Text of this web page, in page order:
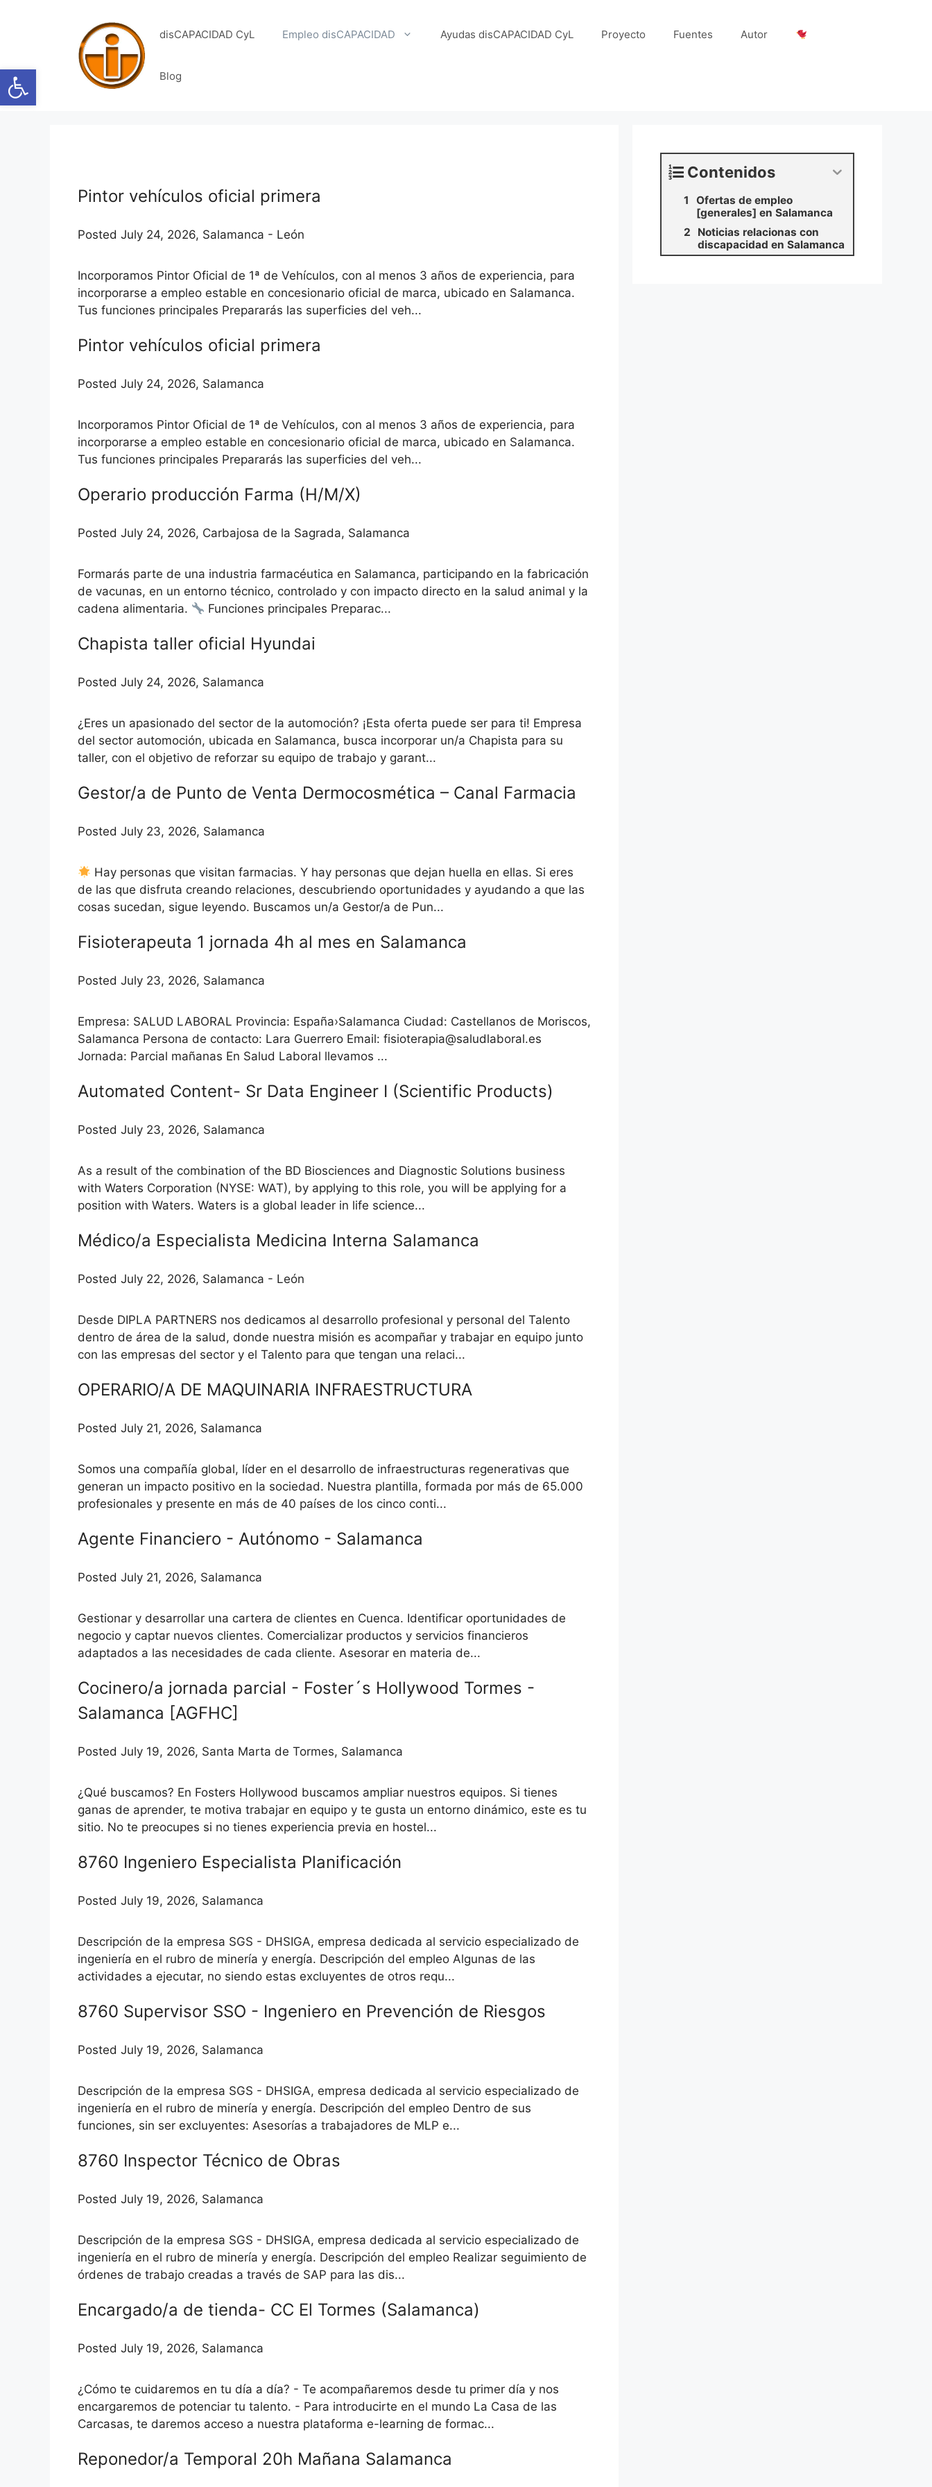
Abrir barra de herramientas
disCAPACIDAD CyL Empleo disCAPACIDAD Ayudas disCAPACIDAD CyL Proyecto Fuentes Autor
Blog
Pintor vehículos oficial primera
Posted July 24, 2026, Salamanca - León
Incorporamos Pintor Oficial de 1ª de Vehículos, con al menos 3 años de experiencia, para
incorporarse a empleo estable en concesionario oficial de marca, ubicado en Salamanca.
Tus funciones principales Prepararás las superficies del veh...
Pintor vehículos oficial primera
Posted July 24, 2026, Salamanca
Incorporamos Pintor Oficial de 1ª de Vehículos, con al menos 3 años de experiencia, para
incorporarse a empleo estable en concesionario oficial de marca, ubicado en Salamanca.
Tus funciones principales Prepararás las superficies del veh...
Operario producción Farma (H/M/X)
Posted July 24, 2026, Carbajosa de la Sagrada, Salamanca
Formarás parte de una industria farmacéutica en Salamanca, participando en la fabricación
de vacunas, en un entorno técnico, controlado y con impacto directo en la salud animal y la
cadena alimentaria.
Funciones principales Preparac...
Chapista taller oficial Hyundai
Posted July 24, 2026, Salamanca
¿Eres un apasionado del sector de la automoción? ¡Esta oferta puede ser para ti! Empresa
del sector automoción, ubicada en Salamanca, busca incorporar un/a Chapista para su
taller, con el objetivo de reforzar su equipo de trabajo y garant...
Gestor/a de Punto de Venta Dermocosmética – Canal Farmacia
Posted July 23, 2026, Salamanca
Hay personas que visitan farmacias. Y hay personas que dejan huella en ellas. Si eres
de las que disfruta creando relaciones, descubriendo oportunidades y ayudando a que las
cosas sucedan, sigue leyendo. Buscamos un/a Gestor/a de Pun...
Fisioterapeuta 1 jornada 4h al mes en Salamanca
Posted July 23, 2026, Salamanca
Empresa: SALUD LABORAL Provincia: España›Salamanca Ciudad: Castellanos de Moriscos,
Salamanca Persona de contacto: Lara Guerrero Email: fisioterapia@saludlaboral.es
Jornada: Parcial mañanas En Salud Laboral llevamos ...
Automated Content- Sr Data Engineer I (Scientific Products)
Posted July 23, 2026, Salamanca
As a result of the combination of the BD Biosciences and Diagnostic Solutions business
with Waters Corporation (NYSE: WAT), by applying to this role, you will be applying for a
position with Waters. Waters is a global leader in life science...
Médico/a Especialista Medicina Interna Salamanca
Posted July 22, 2026, Salamanca - León
Desde DIPLA PARTNERS nos dedicamos al desarrollo profesional y personal del Talento
dentro de área de la salud, donde nuestra misión es acompañar y trabajar en equipo junto
con las empresas del sector y el Talento para que tengan una relaci...
OPERARIO/A DE MAQUINARIA INFRAESTRUCTURA
Posted July 21, 2026, Salamanca
Somos una compañía global, líder en el desarrollo de infraestructuras regenerativas que
generan un impacto positivo en la sociedad. Nuestra plantilla, formada por más de 65.000
profesionales y presente en más de 40 países de los cinco conti...
Agente Financiero - Autónomo - Salamanca
Posted July 21, 2026, Salamanca
Gestionar y desarrollar una cartera de clientes en Cuenca. Identificar oportunidades de
negocio y captar nuevos clientes. Comercializar productos y servicios financieros
adaptados a las necesidades de cada cliente. Asesorar en materia de...
Cocinero/a jornada parcial - Foster´s Hollywood Tormes -
Salamanca [AGFHC]
Posted July 19, 2026, Santa Marta de Tormes, Salamanca
¿Qué buscamos? En Fosters Hollywood buscamos ampliar nuestros equipos. Si tienes
ganas de aprender, te motiva trabajar en equipo y te gusta un entorno dinámico, este es tu
sitio. No te preocupes si no tienes experiencia previa en hostel...
8760 Ingeniero Especialista Planificación
Posted July 19, 2026, Salamanca
Descripción de la empresa SGS - DHSIGA, empresa dedicada al servicio especializado de
ingeniería en el rubro de minería y energía. Descripción del empleo Algunas de las
actividades a ejecutar, no siendo estas excluyentes de otros requ...
8760 Supervisor SSO - Ingeniero en Prevención de Riesgos
Posted July 19, 2026, Salamanca
Descripción de la empresa SGS - DHSIGA, empresa dedicada al servicio especializado de
ingeniería en el rubro de minería y energía. Descripción del empleo Dentro de sus
funciones, sin ser excluyentes: Asesorías a trabajadores de MLP e...
8760 Inspector Técnico de Obras
Posted July 19, 2026, Salamanca
Descripción de la empresa SGS - DHSIGA, empresa dedicada al servicio especializado de
ingeniería en el rubro de minería y energía. Descripción del empleo Realizar seguimiento de
órdenes de trabajo creadas a través de SAP para las dis...
Encargado/a de tienda- CC El Tormes (Salamanca)
Posted July 19, 2026, Salamanca
¿Cómo te cuidaremos en tu día a día? - Te acompañaremos desde tu primer día y nos
encargaremos de potenciar tu talento. - Para introducirte en el mundo La Casa de las
Carcasas, te daremos acceso a nuestra plataforma e-learning de formac...
Reponedor/a Temporal 20h Mañana Salamanca
Contenidos
Ofertas de empleo
[generales] en Salamanca
Noticias relacionas con
discapacidad en Salamanca